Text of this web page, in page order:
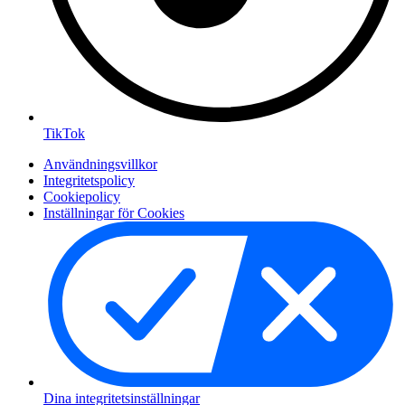
TikTok
Användningsvillkor
Integritetspolicy
Cookiepolicy
Inställningar för Cookies
Dina integritetsinställningar